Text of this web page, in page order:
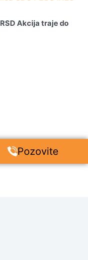
RSD Akcija traje do
Pozovite